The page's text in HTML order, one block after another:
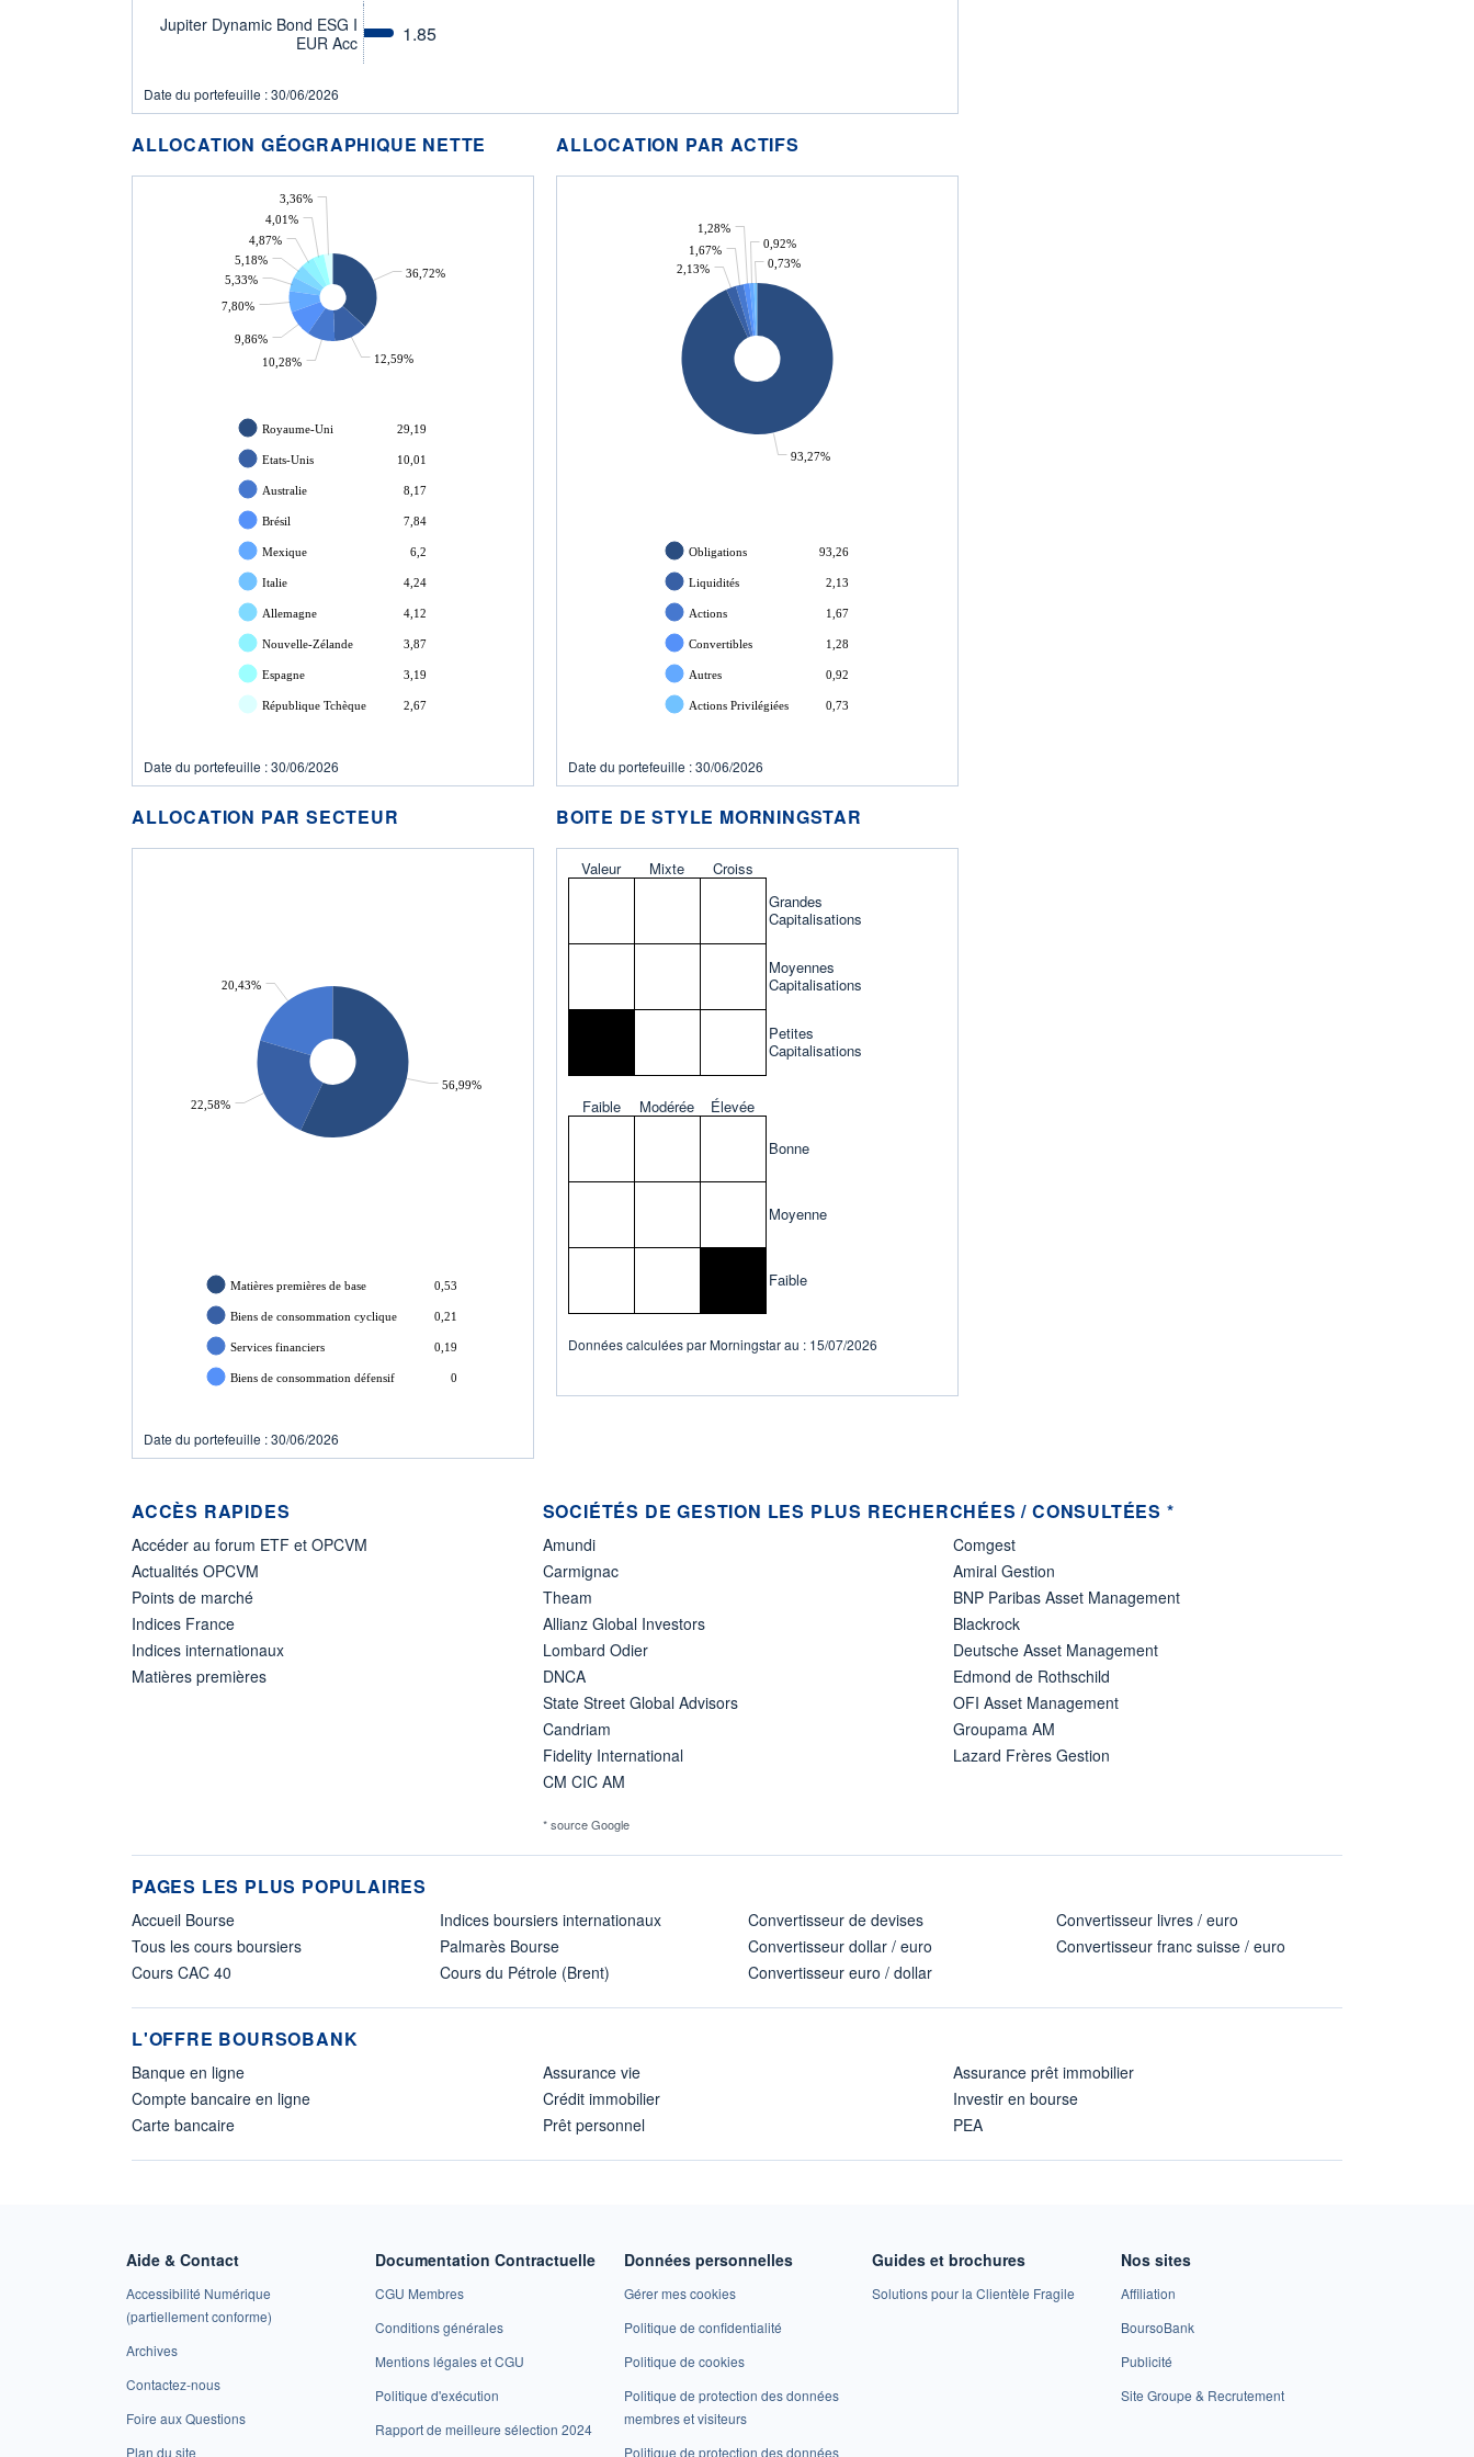
Jupiter Dynamic Bond ESG I
EUR Acc
1.85
Date du portefeuille : 30/06/2026
ALLOCATION GÉOGRAPHIQUE NETTE
36,72%
12,59%
10,28%
9,86%
7,80%
5,33%
5,18%
4,87%
4,01%
3,36%
Royaume-Uni 29,19
Etats-Unis 10,01
Australie 8,17
Brésil 7,84
Mexique 6,2
Italie 4,24
Allemagne 4,12
Nouvelle-Zélande 3,87
Espagne 3,19
République Tchèque 2,67
Date du portefeuille : 30/06/2026
ALLOCATION PAR ACTIFS
93,27%
2,13%
1,67%
1,28%
0,92%
0,73%
Obligations 93,26
Liquidités 2,13
Actions 1,67
Convertibles 1,28
Autres 0,92
Actions Privilégiées 0,73
Date du portefeuille : 30/06/2026
ALLOCATION PAR SECTEUR
56,99%
22,58%
20,43%
Matières premières de base 0,53
Biens de consommation cyclique 0,21
Services financiers 0,19
Biens de consommation défensif 0
Date du portefeuille : 30/06/2026
BOITE DE STYLE MORNINGSTAR
Valeur Mixte
Croiss
Grandes
Capitalisations
Moyennes
Capitalisations
Petites
Capitalisations
Faible Modérée
Élevée
Bonne
Moyenne
Faible
Données calculées par Morningstar au : 15/07/2026
ACCÈS RAPIDES
Accéder au forum ETF et OPCVM
Actualités OPCVM
Points de marché
Indices France
Indices internationaux
Matières premières
SOCIÉTÉS DE GESTION LES PLUS RECHERCHÉES / CONSULTÉES *
Amundi
Carmignac
Theam
Allianz Global Investors
Lombard Odier
DNCA
State Street Global Advisors
Candriam
Fidelity International
CM CIC AM
Comgest
Amiral Gestion
BNP Paribas Asset Management
Blackrock
Deutsche Asset Management
Edmond de Rothschild
OFI Asset Management
Groupama AM
Lazard Frères Gestion
* source Google
PAGES LES PLUS POPULAIRES
Accueil Bourse
Tous les cours boursiers
Cours CAC 40
Indices boursiers internationaux
Palmarès Bourse
Cours du Pétrole (Brent)
Convertisseur de devises
Convertisseur dollar / euro
Convertisseur euro / dollar
Convertisseur livres / euro
Convertisseur franc suisse / euro
L'OFFRE BOURSOBANK
Banque en ligne
Compte bancaire en ligne
Carte bancaire
Assurance vie
Crédit immobilier
Prêt personnel
Assurance prêt immobilier
Investir en bourse
PEA
Aide & Contact
Accessibilité Numérique
(partiellement conforme)
Archives
Contactez-nous
Foire aux Questions
Plan du site
Documentation Contractuelle
CGU Membres
Conditions générales
Mentions légales et CGU
Politique d'exécution
Rapport de meilleure sélection 2024
Données personnelles
Gérer mes cookies
Politique de confidentialité
Politique de cookies
Politique de protection des données
membres et visiteurs
Politique de protection des données
Guides et brochures
Solutions pour la Clientèle Fragile
Nos sites
Affiliation
BoursoBank
Publicité
Site Groupe & Recrutement